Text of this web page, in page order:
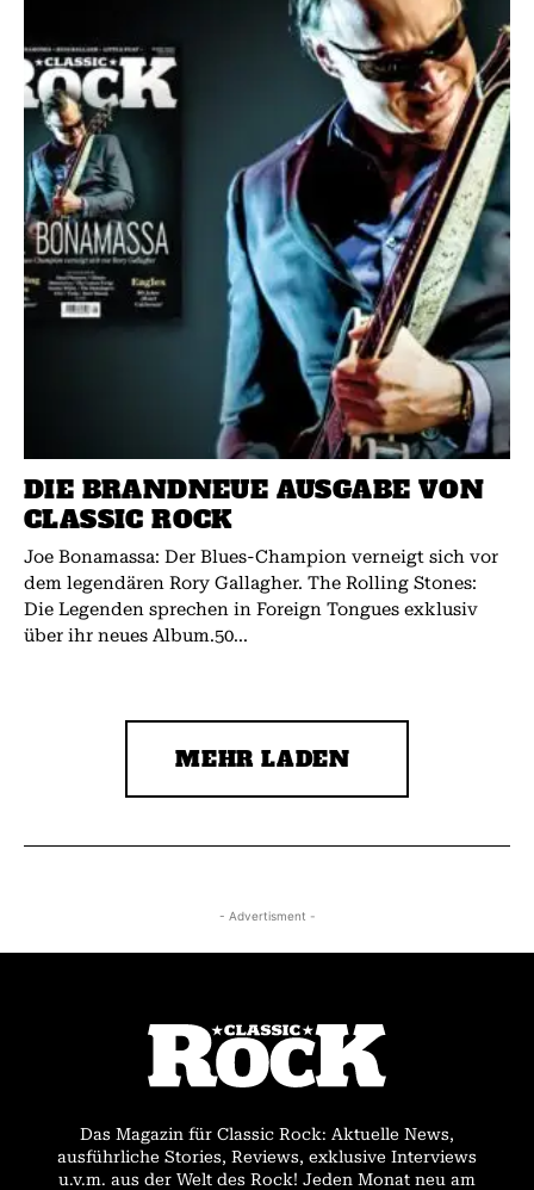
DIE BRANDNEUE AUSGABE VON
CLASSIC ROCK
Joe Bonamassa: Der Blues-Champion verneigt sich vor
dem legendären Rory Gallagher. The Rolling Stones:
Die Legenden sprechen in Foreign Tongues exklusiv
über ihr neues Album.50...
MEHR LADEN
- Advertisment -
Das Magazin für Classic Rock: Aktuelle News,
ausführliche Stories, Reviews, exklusive Interviews
u.v.m. aus der Welt des Rock! Jeden Monat neu am